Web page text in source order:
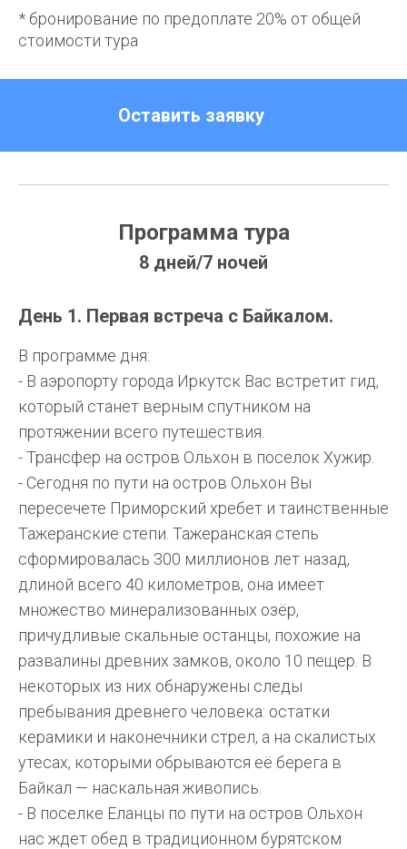
* бронирование по предоплате 20% от общей
стоимости тура
Оставить заявку
Программа тура
8 дней/7 ночей
День 1. Первая встреча с Байкалом.
В программе дня:
- В аэропорту города Иркутск Вас встретит гид,
который станет верным спутником на
протяжении всего путешествия.
- Трансфер на остров Ольхон в поселок Хужир.
- Сегодня по пути на остров Ольхон Вы
пересечете Приморский хребет и таинственные
Тажеранские степи. Тажеранская степь
сформировалась 300 миллионов лет назад,
длиной всего 40 километров, она имеет
множество минерализованных озёр,
причудливые скальные останцы, похожие на
развалины древних замков, около 10 пещер. В
некоторых из них обнаружены следы
пребывания древнего человека: остатки
керамики и наконечники стрел, а на скалистых
утесах, которыми обрываются её берега в
Байкал — наскальная живопись.
- В поселке Еланцы по пути на остров Ольхон
нас ждет обед в традиционном бурятском